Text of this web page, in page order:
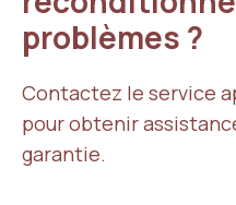
problèmes ?
Contactez le service
pour obtenir
garantie.